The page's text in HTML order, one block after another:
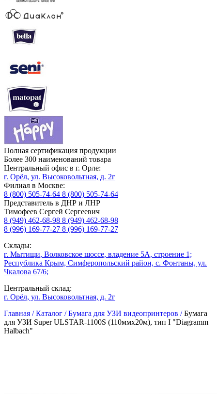
Полная сертификация продукции
Более 300 наименований товара
Центральный офис в г. Орле:
г. Орёл, ул. Высоковольтная, д. 2г
Филиал в Москве:
8 (800) 505-74-64 8 (800) 505-74-64
Представитель в ДНР и ЛНР
Тимофеев Сергей Сергеевич
8 (949) 462-68-98 8 (949) 462-68-98
8 (996) 169-77-27 8 (996) 169-77-27
Склады:
г. Мытищи, Волковское шоссе, владение 5А, строение 1;
Республика Крым, Симферопольский район, с. Фонтаны, ул.
Чкалова 67/6;
Центральный склад:
г. Орёл, ул. Высоковольтная, д. 2г
Главная /Каталог /Бумага для УЗИ видеопринтеров /Бумага
для УЗИ Super ULSTAR-1100S (110ммх20м), тип I "Diagramm
Halbach"